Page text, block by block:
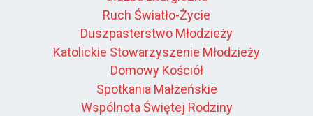
Ruch Światło-Życie
Duszpasterstwo Młodzieży
Katolickie Stowarzyszenie Młodzieży
Domowy Kościół
Spotkania Małżeńskie
Wspólnota Świętej Rodziny